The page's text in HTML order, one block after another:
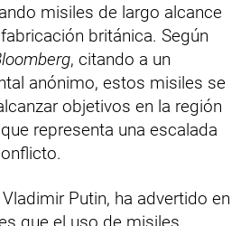
misiles de largo alcance
británica. Según
, citando a un
anónimo, estos misiles se
objetivos en la región
representa una escalada
Putin, ha advertido en
que el uso de misiles